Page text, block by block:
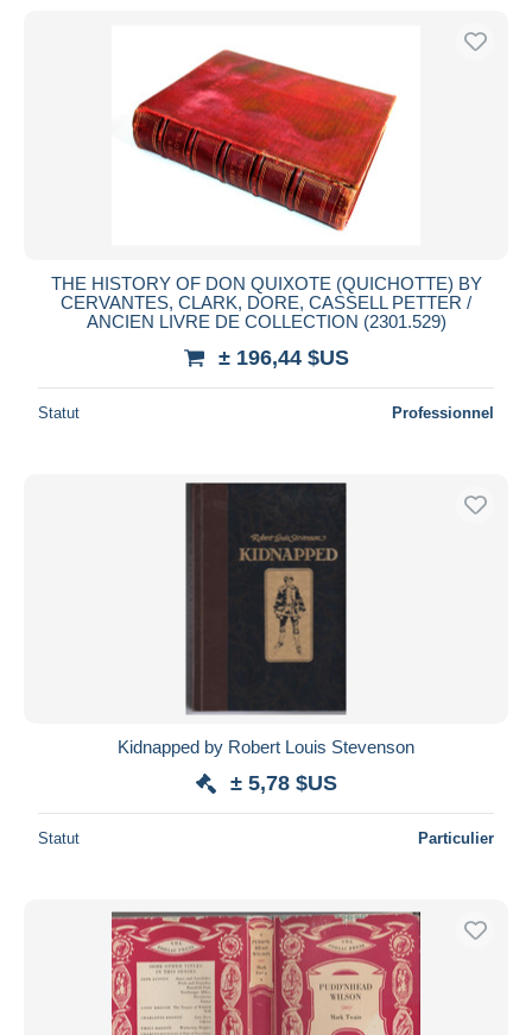
THE HISTORY OF DON QUIXOTE (QUICHOTTE) BY
CERVANTES, CLARK, DORE, CASSELL PETTER /
ANCIEN LIVRE DE COLLECTION (2301.529)
± 196,44 $US
Statut Professionnel
Kidnapped by Robert Louis Stevenson
± 5,78 $US
Statut Particulier